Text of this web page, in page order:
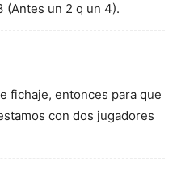
(Antes un 2 q un 4).
fichaje, entonces para que
con dos jugadores